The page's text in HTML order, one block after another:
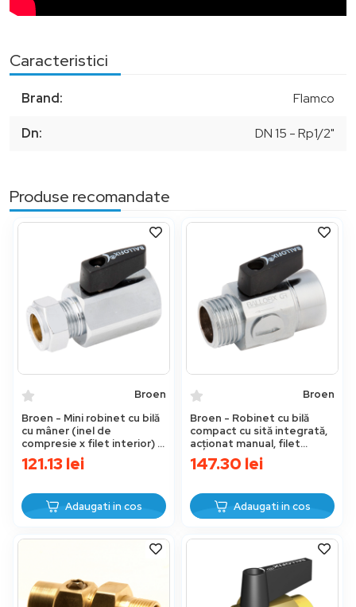
Caracteristici
Brand: Flamco
Dn: DN 15 - Rp1/2"
Produse recomandate
Broen
Broen - Mini robinet cu bilă
cu mâner (inel de
compresie x filet interior) –
15xG1/2"
121.13lei
Adaugati in cos
Broen
Broen - Robinet cu bilă
compact cu sită integrată,
acționat manual, filet
interior x exterior, PN10
147.30 lei
Adaugati in cos